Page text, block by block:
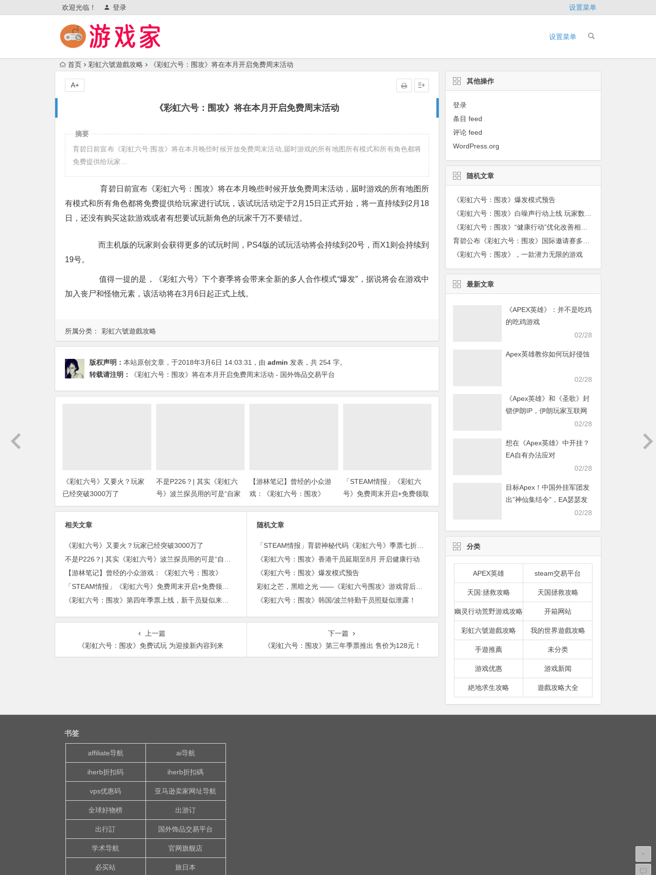
欢迎光临！ 登录 设置菜单
设置菜单
首页 彩虹六號遊戲攻略 《彩虹六号：围攻》将在本月开启免费周末活动
《彩虹六号：围攻》将在本月开启免费周末活动
A+
所属分类： 彩虹六號遊戲攻略
摘要
育碧日前宣布《彩虹六号:围攻》将在本月晚些时候开放免费周末活动,届时游戏的所有地图所有模式和所有角色都将
免费提供给玩家…
育碧日前宣布《彩虹六号：围攻》将在本月晚些时候开放免费周末活动，届时游戏的所有地图所
有模式和所有角色都将免费提供给玩家进行试玩，该试玩活动定于2月15日正式开始，将一直持续到2月18
日，还没有购买这款游戏或者有想要试玩新角色的玩家千万不要错过。
而主机版的玩家则会获得更多的试玩时间，PS4版的试玩活动将会持续到20号，而X1则会持续到
19号。
值得一提的是，《彩虹六号》下个赛季将会带来全新的多人合作模式“爆发”，据说将会在游戏中
加入丧尸和怪物元素，该活动将在3月6日起正式上线。
版权声明： 本站原创文章，于2018年3月6日 14:03:31 ，由 admin 发表，共 254 字。
转载请注明：
《彩虹六号：围攻》将在本月开启免费周末活动 - 国外饰品交易平台
《彩虹六号》又要火？玩家
已经突破3000万了
不是P226？| 其实《彩虹六
号》波兰探员用的可是“自家
武器！”(上期福利开奖)
【游林笔记】曾经的小众游
戏：《彩虹六号：围攻》
「STEAM情报」《彩虹六
号》免费周末开启+免费领取
￥21沙盒扮演游戏+“墓地星
相关文章
《彩虹六号》又要火？玩家已经突破3000万了
不是P226？| 其实《彩虹六号》波兰探员用的可是“自家武器！”(上期福利开奖)
【游林笔记】曾经的小众游戏：《彩虹六号：围攻》
「STEAM情报」《彩虹六号》免费周末开启+免费领取￥21沙盒扮演游戏+“墓地星露谷”今日上架
《彩虹六号：围攻》第四年季票上线，新干员疑似来自澳大利亚。
随机文章
「STEAM情报」育碧神秘代码《彩虹六号》季票七折￥89+《死亡细胞》和《围攻》永久涨价+《色彩交响乐2》等四款史低游戏
《彩虹六号：围攻》香港干员延期至8月 开启健康行动
《彩虹六号：围攻》爆发模式预告
彩虹之芒，黑暗之光 ——《彩虹六号围攻》游戏背后的那些特种部队
《彩虹六号：围攻》韩国/波兰特勤干员照疑似泄露！
上一篇
《彩虹六号：围攻》免费试玩 为迎接新内容到来
下一篇
《彩虹六号：围攻》第三年季票推出 售价为128元！
其他操作
登录
条目 feed
评论 feed
WordPress.org
随机文章
《彩虹六号：围攻》爆发模式预告
《彩虹六号：围攻》，一款潜力无限的游戏
最新文章
《APEX英雄》：并不是吃鸡
的吃鸡游戏
02/28
Apex英雄教你如何玩好侵蚀
02/28
《Apex英雄》和《圣歌》封
锁伊朗IP，伊朗玩家互联网
02/28
想在《Apex英雄》中开挂？
EA自有办法应对
02/28
目标Apex！中国外挂军团发
出”神仙集结令”，EA瑟瑟发
02/28
分类
APEX英雄 steam交易平台
天国:拯救攻略 天国拯救攻略
幽灵行动荒野游戏攻略 开箱网站
彩虹六號遊戲攻略 我的世界遊戲攻略
手遊推薦 未分类
游戏优惠 游戏新闻
絶地求生攻略 遊戲攻略大全
书签
affiliate导航 ai导航
iherb折扣码 iherb折扣碼
vps优惠码 亚马逊卖家网址导航
全球好物榜 出游订
出行訂 国外饰品交易平台
学术导航 官网旗舰店
必买站 旅日本